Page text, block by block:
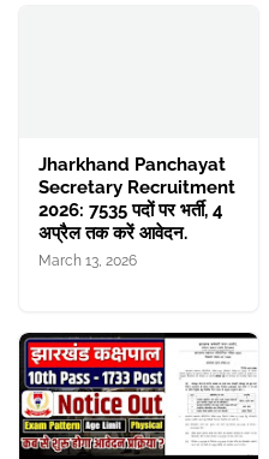
Jharkhand Panchayat
Secretary Recruitment
2026: 7535 पदों पर भर्ती, 4
अप्रैल तक करें आवेदन.
March 13, 2026